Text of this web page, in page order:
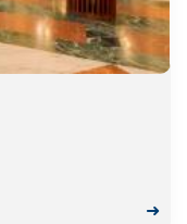
➜